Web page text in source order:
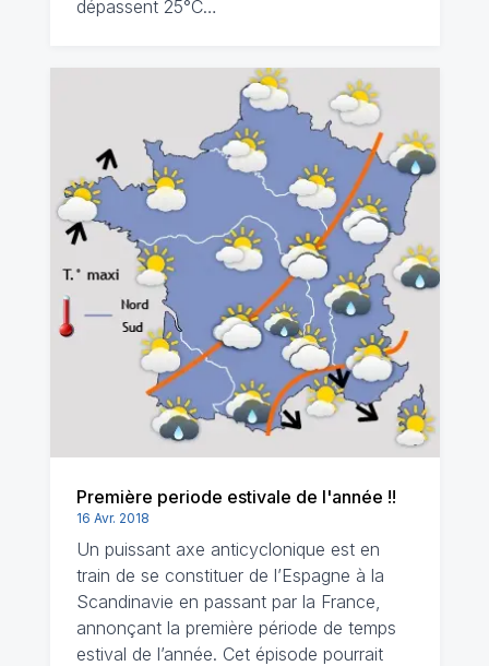
dépassent 25°C…
Première periode estivale de l'année !!
16 Avr. 2018
Un puissant axe anticyclonique est en
train de se constituer de l’Espagne à la
Scandinavie en passant par la France,
annonçant la première période de temps
estival de l’année. Cet épisode pourrait